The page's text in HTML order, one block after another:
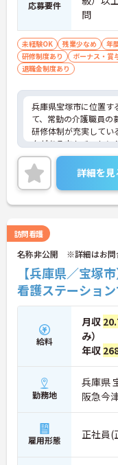
応募要件
問
未経験OK 残業少なめ 年
研修制度あり
ボーナス・賞
退職金制度あり
兵庫県宝塚市に位置す
て、常勤の介護職員の
研修体制が充実してい
クがある方もチャレ
年間休日も110日あり
できるので、メリハリ
ご興味ある方には、面
詳細をお話しいたしま
い！
詳細を見
訪問看護
名称非公開 ※詳細はお問
【兵庫県／宝塚
看護ステーショ
給料
月収
み）
年収
勤務地
兵庫県
阪急今
雇用形態 正社員(